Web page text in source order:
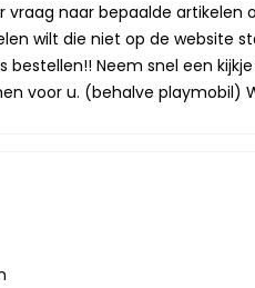
vraag naar bepaalde
wilt die niet op de website
bestellen!! Neem snel een
voor u. (behalve